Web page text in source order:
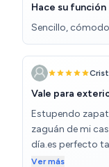
Hace su función
Sencillo,
Vale para
Estupendo
zaguán de mi
día.es perfecto
la
Ver más